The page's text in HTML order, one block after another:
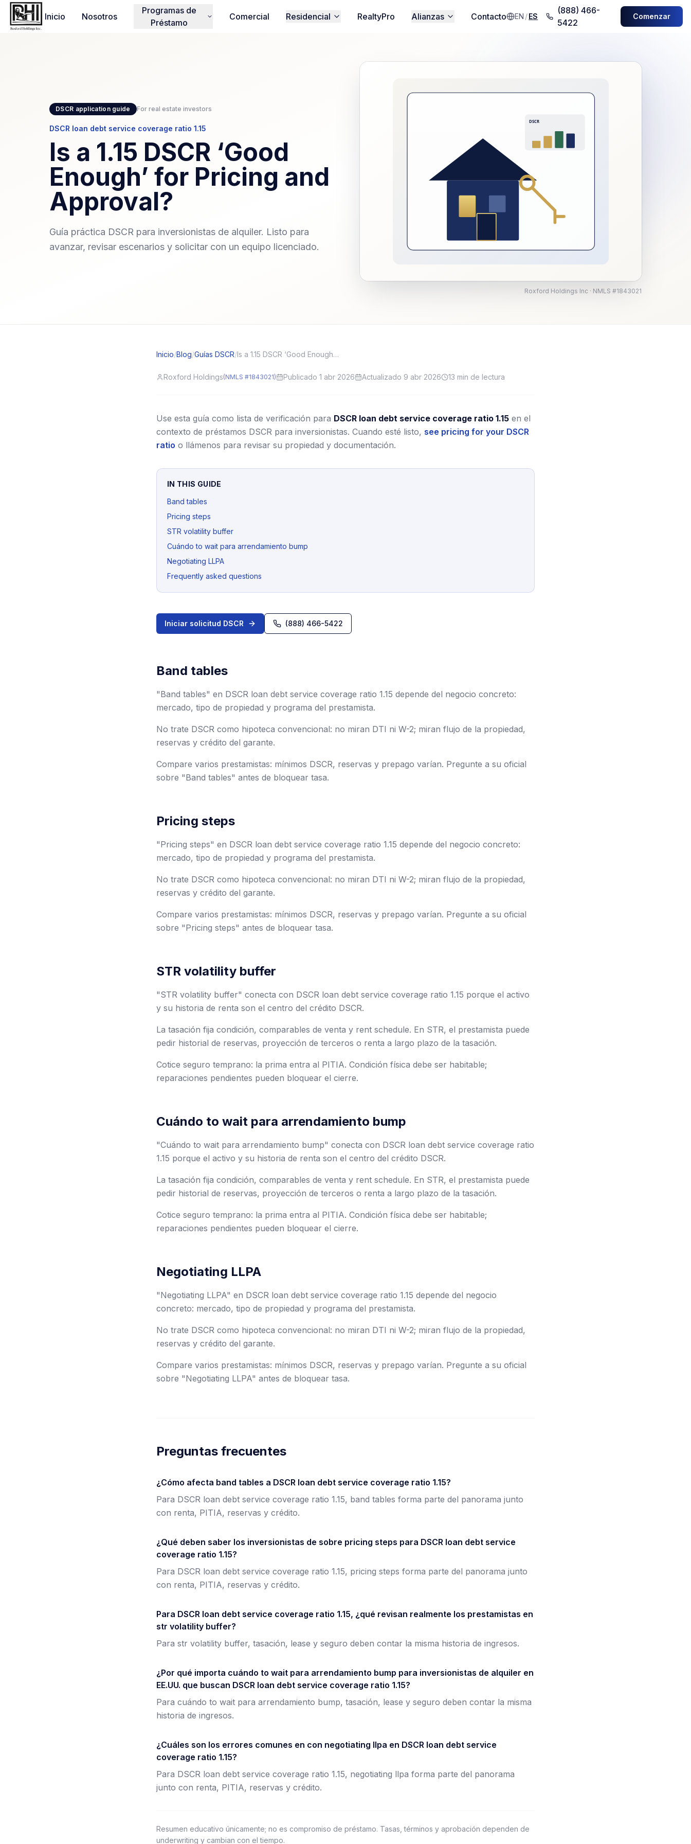
Inicio Nosotros
Programas de
Préstamo
Comercial Residencial RealtyPro Alianzas Contacto EN /ES
(888) 466-
5422
Comenzar
DSCR application guide For real estate investors
DSCR loan debt service coverage ratio 1.15
Is a 1.15 DSCR ‘Good
Enough’ for Pricing and
Approval?
Guía práctica DSCR para inversionistas de alquiler. Listo para
avanzar, revisar escenarios y solicitar con un equipo licenciado.
Roxford Holdings Inc · NMLS #1843021
Inicio/Blog/Guías DSCR/ Is a 1.15 DSCR ‘Good Enough’ for Pricing and Approval?
Roxford Holdings(NMLS #1843021) Publicado 1 abr 2026 Actualizado 9 abr 2026 13 min de lectura
Use esta guía como lista de verificación para DSCR loan debt service coverage ratio 1.15 en el
contexto de préstamos DSCR para inversionistas. Cuando esté listo, see pricing for your DSCR
ratio o llámenos para revisar su propiedad y documentación.
IN THIS GUIDE
Band tables
Pricing steps
STR volatility buffer
Cuándo to wait para arrendamiento bump
Negotiating LLPA
Frequently asked questions
Iniciar solicitud DSCR (888) 466-5422
Band tables
"Band tables" en DSCR loan debt service coverage ratio 1.15 depende del negocio concreto:
mercado, tipo de propiedad y programa del prestamista.
No trate DSCR como hipoteca convencional: no miran DTI ni W-2; miran flujo de la propiedad,
reservas y crédito del garante.
Compare varios prestamistas: mínimos DSCR, reservas y prepago varían. Pregunte a su oficial
sobre "Band tables" antes de bloquear tasa.
Pricing steps
"Pricing steps" en DSCR loan debt service coverage ratio 1.15 depende del negocio concreto:
mercado, tipo de propiedad y programa del prestamista.
No trate DSCR como hipoteca convencional: no miran DTI ni W-2; miran flujo de la propiedad,
reservas y crédito del garante.
Compare varios prestamistas: mínimos DSCR, reservas y prepago varían. Pregunte a su oficial
sobre "Pricing steps" antes de bloquear tasa.
STR volatility buffer
"STR volatility buffer" conecta con DSCR loan debt service coverage ratio 1.15 porque el activo
y su historia de renta son el centro del crédito DSCR.
La tasación fija condición, comparables de venta y rent schedule. En STR, el prestamista puede
pedir historial de reservas, proyección de terceros o renta a largo plazo de la tasación.
Cotice seguro temprano: la prima entra al PITIA. Condición física debe ser habitable;
reparaciones pendientes pueden bloquear el cierre.
Cuándo to wait para arrendamiento bump
"Cuándo to wait para arrendamiento bump" conecta con DSCR loan debt service coverage ratio
1.15 porque el activo y su historia de renta son el centro del crédito DSCR.
La tasación fija condición, comparables de venta y rent schedule. En STR, el prestamista puede
pedir historial de reservas, proyección de terceros o renta a largo plazo de la tasación.
Cotice seguro temprano: la prima entra al PITIA. Condición física debe ser habitable;
reparaciones pendientes pueden bloquear el cierre.
Negotiating LLPA
"Negotiating LLPA" en DSCR loan debt service coverage ratio 1.15 depende del negocio
concreto: mercado, tipo de propiedad y programa del prestamista.
No trate DSCR como hipoteca convencional: no miran DTI ni W-2; miran flujo de la propiedad,
reservas y crédito del garante.
Compare varios prestamistas: mínimos DSCR, reservas y prepago varían. Pregunte a su oficial
sobre "Negotiating LLPA" antes de bloquear tasa.
Preguntas frecuentes
¿Cómo afecta band tables a DSCR loan debt service coverage ratio 1.15?
Para DSCR loan debt service coverage ratio 1.15, band tables forma parte del panorama junto
con renta, PITIA, reservas y crédito.
¿Qué deben saber los inversionistas de sobre pricing steps para DSCR loan debt service
coverage ratio 1.15?
Para DSCR loan debt service coverage ratio 1.15, pricing steps forma parte del panorama junto
con renta, PITIA, reservas y crédito.
Para DSCR loan debt service coverage ratio 1.15, ¿qué revisan realmente los prestamistas en
str volatility buffer?
Para str volatility buffer, tasación, lease y seguro deben contar la misma historia de ingresos.
¿Por qué importa cuándo to wait para arrendamiento bump para inversionistas de alquiler en
EE.UU. que buscan DSCR loan debt service coverage ratio 1.15?
Para cuándo to wait para arrendamiento bump, tasación, lease y seguro deben contar la misma
historia de ingresos.
¿Cuáles son los errores comunes en con negotiating llpa en DSCR loan debt service
coverage ratio 1.15?
Para DSCR loan debt service coverage ratio 1.15, negotiating llpa forma parte del panorama
junto con renta, PITIA, reservas y crédito.
Resumen educativo únicamente; no es compromiso de préstamo. Tasas, términos y aprobación dependen de
underwriting y cambian con el tiempo.